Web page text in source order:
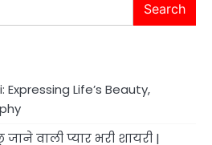
Search
Expressing Life’s Beauty,
वाली प्यार भरी शायरी |